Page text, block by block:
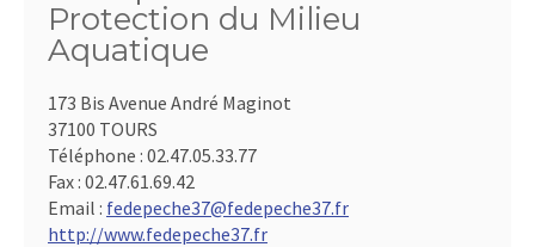
Protection du Milieu
Aquatique
173 Bis Avenue André Maginot
37100 TOURS
Téléphone : 02.47.05.33.77
Fax : 02.47.61.69.42
Email : fedepeche37@fedepeche37.fr
http://www.fedepeche37.fr